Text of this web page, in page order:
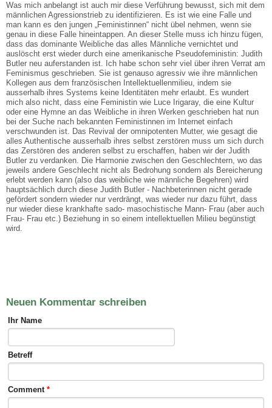
Was mich anbelangt ist auch mir diese Verführung bewusst, sich mit dem
männlichen Agressionstrieb zu identifizieren. Es ist wie eine Falle und
man kann es den jungen „Feministinnen“ nicht übel nehmen, wenn sie
genau in diese Falle hineintappen. An dieser Stelle muss ich hinzu fügen,
dass das dominante Weibliche das alles Männliche vernichtet und
auslöscht erst wieder durch eine amerikanische Pseudofeministin: Judith
Butler neu auferstanden ist. Ich habe schon sehr viel über ihren Verrat am
Feminismus geschrieben. Sie ist genauso agressiv wie ihre männlichen
Kollegen aus dem französischen Intellektuellenmilieu, indem sie
ausserhalb ihres Systems keine Identitäten mehr erlaubt. Es wundert
mich also nicht, dass eine Feministin wie Luce Irigaray, die eine Kultur
oder eine Hymne an das Weibliche in ihren Werken geschrieben hat nun
bei der Suche nach bekannten Feministinnen im Internet einfach
verschwunden ist. Das Revival der omnipotenten Mutter, wie gesagt die
alles Authentische ausserhalb ihres selbst zerstören muss um sich durch
das Zerstören des anderen selbst zu erschaffen, haben wir der Judith
Butler zu verdanken. Die Harmonie zwischen den Geschlechtern, wo das
jeweils andere Geschlecht nicht als Bedrohung sondern als Bereicherung
erlebt werden kann (also das weibliche wie männliche Begehren) wird
hauptsächlich durch diese Judith Butler - Nachbeterinnen nicht gerade
gefördert sondern wieder nur verdrängt, was wieder nur dazu führt, dass
nur wieder diese krankhafte sado- masochistische Mann- Frau (aber auch
Frau- Frau etc.) Beziehung in so einem intellektuellen Milieu begünstigt
wird.
Neuen Kommentar schreiben
Ihr Name
Betreff
Comment *